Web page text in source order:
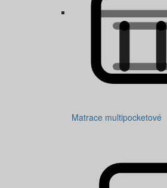
Matrace multipocketové